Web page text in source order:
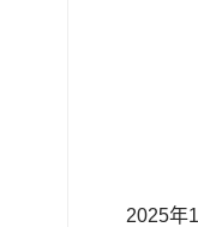
2025年